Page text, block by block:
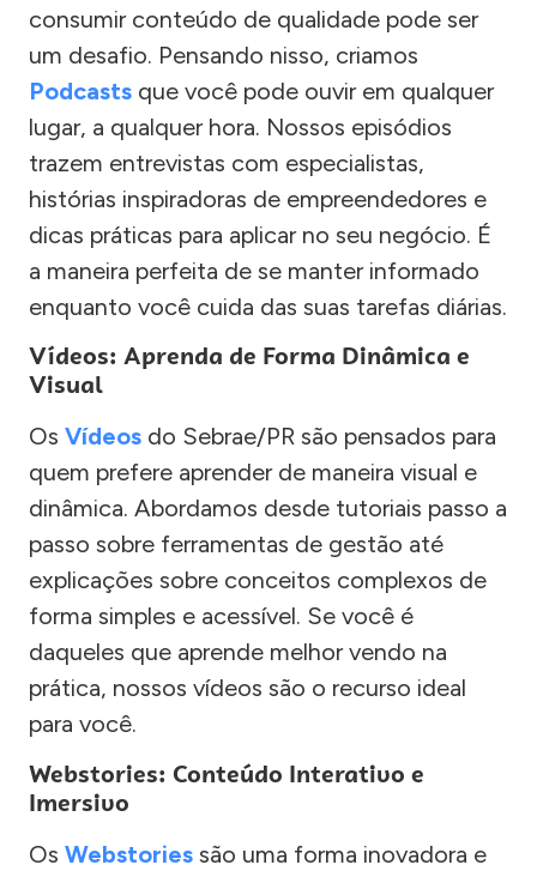
consumir conteúdo de qualidade pode ser
um desafio. Pensando nisso, criamos
Podcasts que você pode ouvir em qualquer
lugar, a qualquer hora. Nossos episódios
trazem entrevistas com especialistas,
histórias inspiradoras de empreendedores e
dicas práticas para aplicar no seu negócio. É
a maneira perfeita de se manter informado
enquanto você cuida das suas tarefas diárias.
Vídeos: Aprenda de Forma Dinâmica e
Visual
Os Vídeos do Sebrae/PR são pensados para
quem prefere aprender de maneira visual e
dinâmica. Abordamos desde tutoriais passo a
passo sobre ferramentas de gestão até
explicações sobre conceitos complexos de
forma simples e acessível. Se você é
daqueles que aprende melhor vendo na
prática, nossos vídeos são o recurso ideal
para você.
Webstories: Conteúdo Interativo e
Imersivo
Os Webstories são uma forma inovadora e